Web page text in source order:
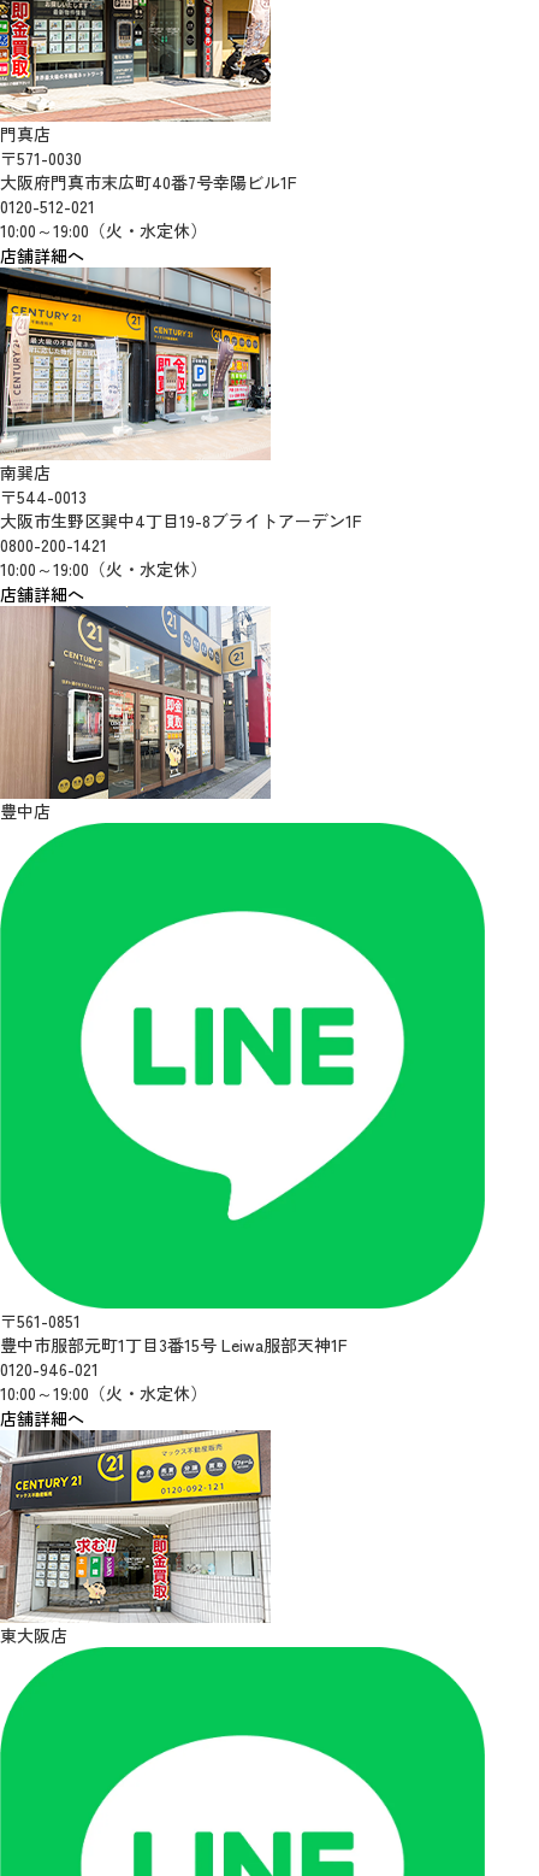
門真店
〒571-0030
大阪府門真市末広町40番7号幸陽ビル1F
0120-512-021
10:00～19:00（火・水定休）
店舗詳細へ
南巽店
〒544-0013
大阪市生野区巽中4丁目19-8ブライトアーデン1F
0800-200-1421
10:00～19:00（火・水定休）
店舗詳細へ
豊中店
〒561-0851
豊中市服部元町1丁目3番15号 Leiwa服部天神1F
0120-946-021
10:00～19:00（火・水定休）
店舗詳細へ
東大阪店